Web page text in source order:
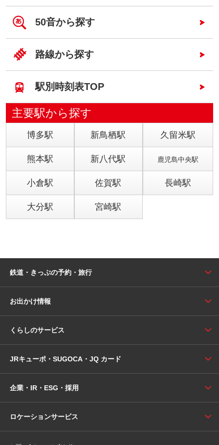
50音から探す
路線から探す
駅別時刻表TOP
主要駅から探す
博多駅 新鳥栖駅 久留米駅
熊本駅 新八代駅 鹿児島中央駅
小倉駅 佐賀駅 長崎駅
大分駅 宮崎駅
鉄道・きっぷの予約・旅行
お出かけ情報
くらしのサービス
JRキューポ・SUGOCA・JQ カード
企業・IR・ESG・採用
ロケーションサービス